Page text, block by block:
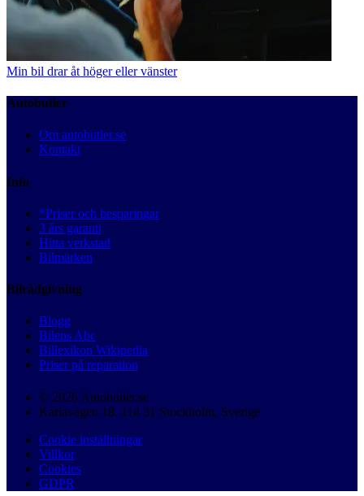
Min bil drar åt höger eller vänster
Autobutler
Om autobutler.se
Kontakt
Info
*Priser och besparingar
3 års garanti
Hitta verkstad
Bilmärken
Bilrådgivning
Blogg
Bilens Abc
Billexikon Wikipedia
Priser på reparation
© 2026 Autobutler.se
Karlavägen 18, 114 31 Stockholm, Sverige
Cookie inställningar
Villkor
Cookies
GDPR